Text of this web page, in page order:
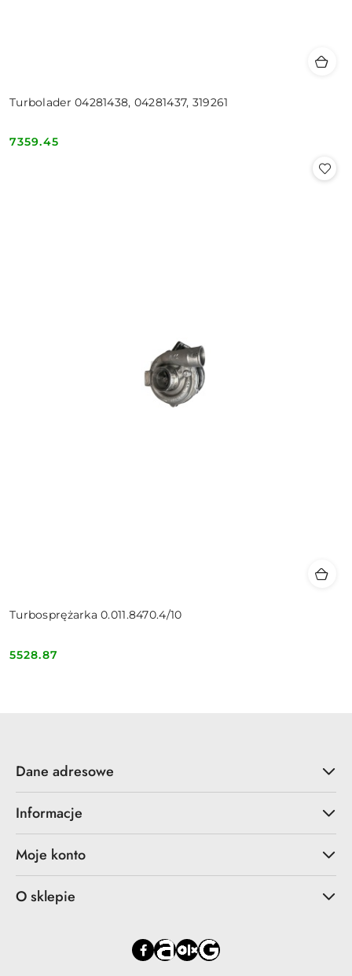
Turbolader 04281438, 04281437, 319261
Cena:
7359.45
Turbosprężarka 0.011.8470.4/10
Cena:
5528.87
Dane adresowe
Informacje
Moje konto
O sklepie